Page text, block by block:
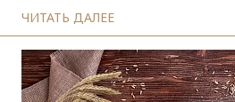
ЧИТАТЬ ДАЛЕЕ